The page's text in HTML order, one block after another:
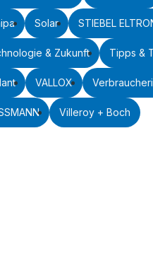
Solar STIEBEL
& Zukunft Tipps &
VALLOX
Villeroy + Boch